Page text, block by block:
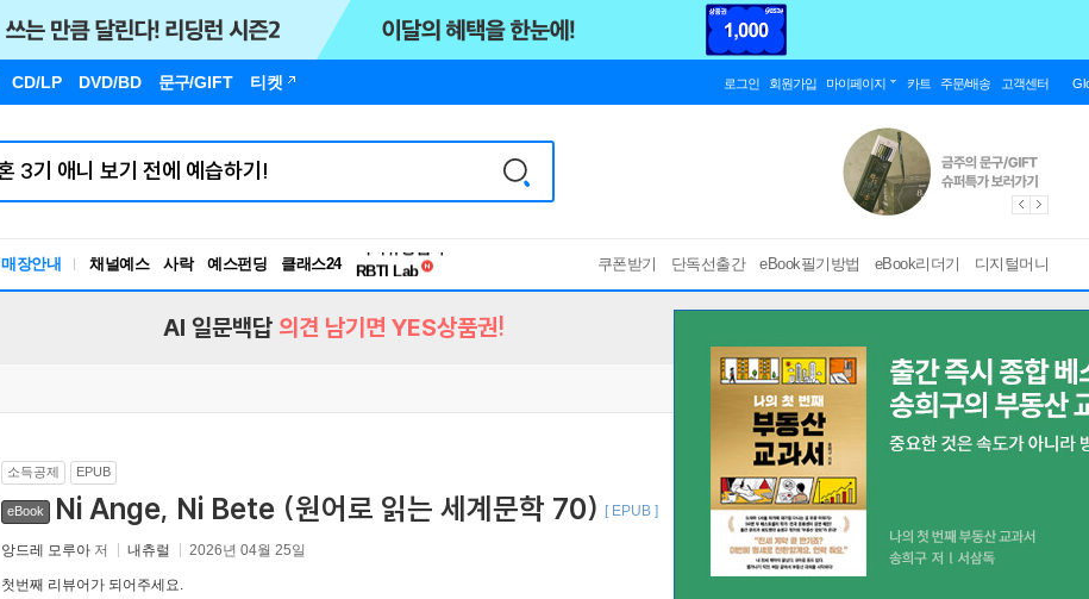
CD/LP DVD/BD 문구/GIFT 티켓 로그인 회원가입 마이페이지 카트 주문/배송 고객센터
매장안내 채널예스 사락 예스펀딩 클래스24
RBTI Lab
독서유형검사
쿠폰받기 단독선출간 eBook필기방법 eBook리더기 디지털머니
AI 일문백답 의견 남기면 YES상품권!
소득공제 EPUB
eBook Ni Ange, Ni Bete (원어로 읽는 세계문학 70) [ EPUB ]
앙드레 모루아 저 내츄럴 2026년 04월 25일
첫번째 리뷰어가 되어주세요.